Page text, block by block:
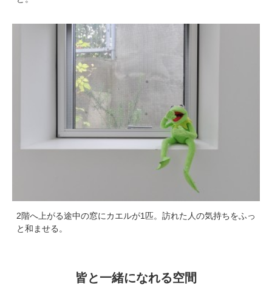
2階へ上がる途中の窓にカエルが1匹。訪れた人の気持ちをふっ
と和ませる。
皆と一緒になれる空間